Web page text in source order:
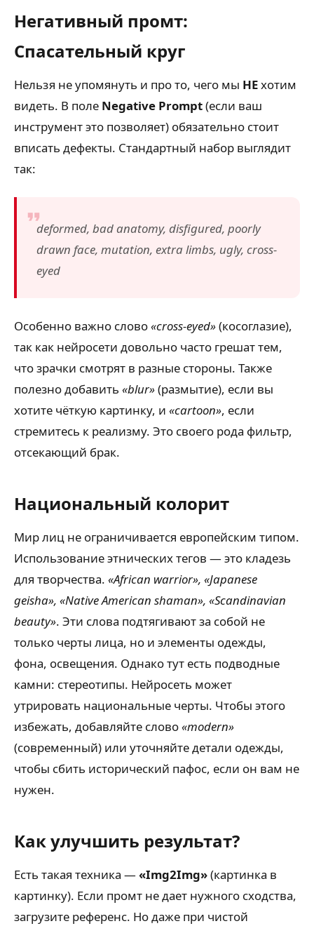
Негативный промт:
Спасательный круг
Нельзя не упомянуть и про то, чего мы НЕхотим
видеть. В поле Negative Prompt(если ваш
инструмент это позволяет) обязательно стоит
вписать дефекты. Стандартный набор выглядит
так:
deformed, bad anatomy, disfigured, poorly
drawn face, mutation, extra limbs, ugly, cross-
eyed
Особенно важно слово«cross-eyed»(косоглазие),
так как нейросети довольно часто грешат тем,
что зрачки смотрят в разные стороны. Также
полезно добавить «blur»(размытие), если вы
хотите чёткую картинку, и «cartoon», если
стремитесь к реализму. Это своего рода фильтр,
отсекающий брак.
Национальный колорит
Мир лиц не ограничивается европейским типом.
Использование этнических тегов — это кладезь
для творчества. «African warrior», «Japanese
geisha», «Native American shaman», «Scandinavian
beauty». Эти слова подтягивают за собой не
только черты лица, но и элементы одежды,
фона, освещения. Однако тут есть подводные
камни: стереотипы. Нейросеть может
утрировать национальные черты. Чтобы этого
избежать, добавляйте слово«modern»
(современный) или уточняйте детали одежды,
чтобы сбить исторический пафос, если он вам не
нужен.
Как улучшить результат?
Есть такая техника —«Img2Img»(картинка в
картинку). Если промт не дает нужного сходства,
загрузите референс. Но даже при чистой